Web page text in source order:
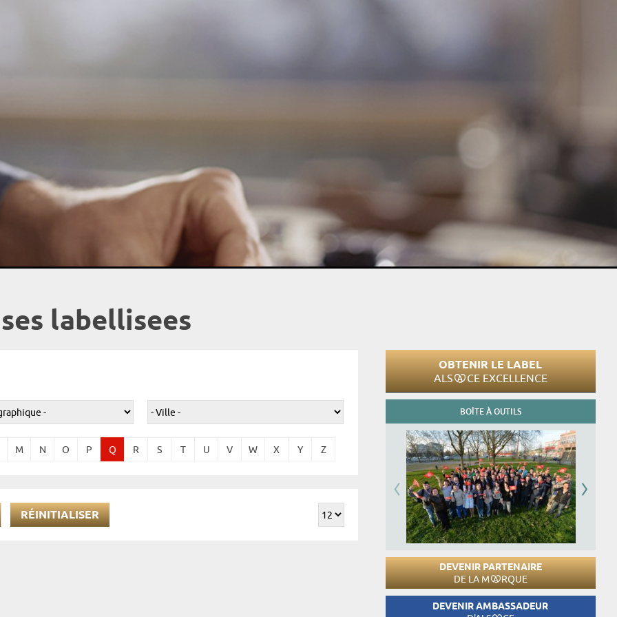
labellisees
M N O P Q R S T U V W X Y Z
RÉINITIALISER
OBTENIR LE LABEL
ALS CE EXCELLENCE
BOÎTE À OUTILS
DEVENIR PARTENAIRE
DE LA M RQUE
DEVENIR AMBASSADEUR